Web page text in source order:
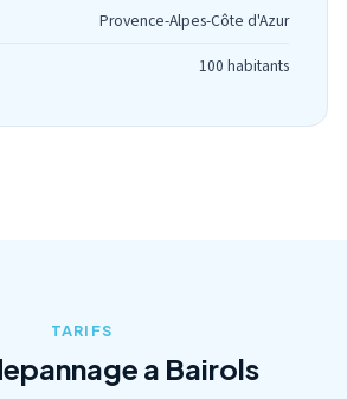
Provence-Alpes-Côte d'Azur
100 habitants
TARIFS
a Bairols